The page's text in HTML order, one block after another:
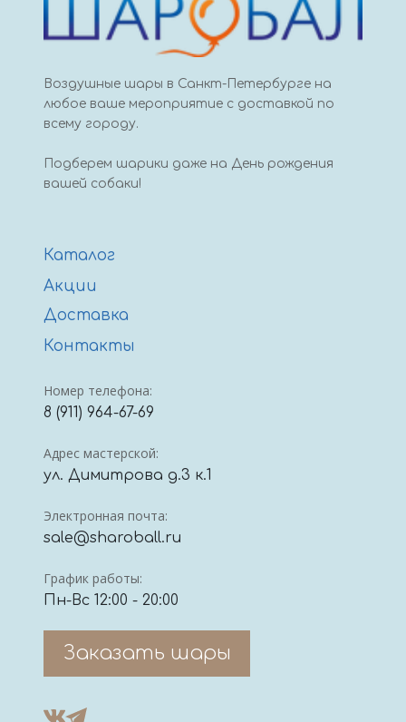
Воздушные шары в Санкт-Петербурге на
любое ваше мероприятие с доставкой по
всему городу.
Подберем шарики даже на День рождения
вашей собаки!
Каталог
Акции
Доставка
Контакты
Номер телефона:
8 (911) 964-67-69
Адрес мастерской:
ул. Димитрова д.3 к.1
Электронная почта:
sale@sharoball.ru
График работы:
Пн-Вс 12:00 - 20:00
Заказать шары